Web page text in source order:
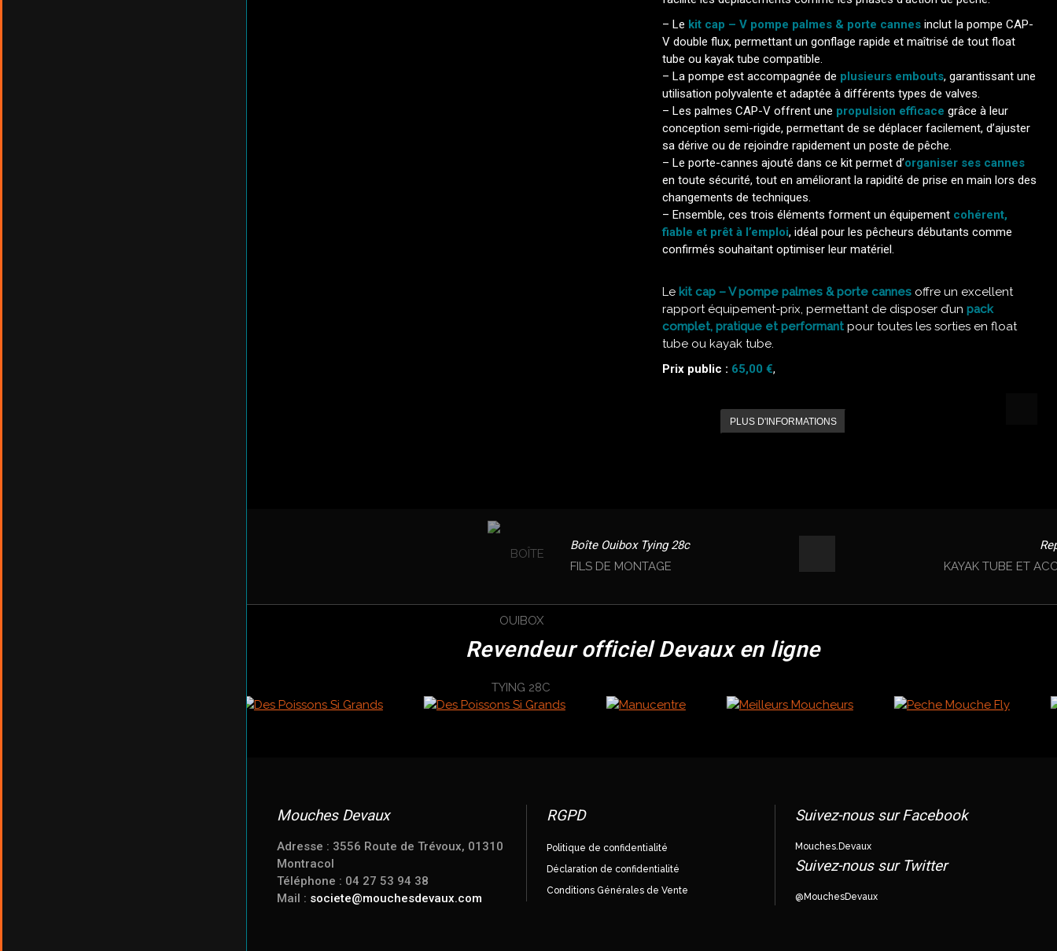
– Le kit cap – V pompe palmes & porte cannes inclut la pompe CAP-
V double flux, permettant un gonflage rapide et maîtrisé de tout float
tube ou kayak tube compatible.
– La pompe est accompagnée de plusieurs embouts, garantissant une
utilisation polyvalente et adaptée à différents types de valves.
– Les palmes CAP-V offrent une propulsion efficace grâce à leur
conception semi-rigide, permettant de se déplacer facilement, d’ajuster
sa dérive ou de rejoindre rapidement un poste de pêche.
– Le porte-cannes ajouté dans ce kit permet d’organiser ses cannes
en toute sécurité, tout en améliorant la rapidité de prise en main lors des
changements de techniques.
– Ensemble, ces trois éléments forment un équipement cohérent,
fiable et prêt à l’emploi, idéal pour les pêcheurs débutants comme
confirmés souhaitant optimiser leur matériel.
Le kit cap – V pompe palmes & porte cannes offre un excellent
rapport équipement-prix, permettant de disposer d’un pack
complet, pratique et performant pour toutes les sorties en float
tube ou kayak tube.
Prix public : 65,00 €,
PLUS D'INFORMATIONS
Boîte Ouibox Tying 28c
FILS DE MONTAGE
KAYAK TUBE ET
Revendeur officiel Devaux en ligne
Mouches Devaux
Adresse : 3556 Route de Trévoux, 01310
Montracol
Téléphone : 04 27 53 94 38
Mail : societe@mouchesdevaux.com
RGPD
Politique de confidentialité
Déclaration de confidentialité
Conditions Générales de Vente
Suivez-nous sur Facebook
Mouches.Devaux
Suivez-nous sur Twitter
@MouchesDevaux